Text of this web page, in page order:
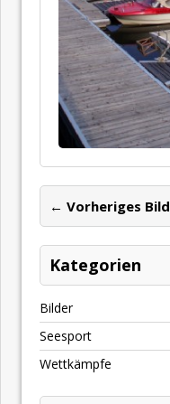
← Vorheriges Bild
Kategorien
Bilder
Seesport
Wettkämpfe